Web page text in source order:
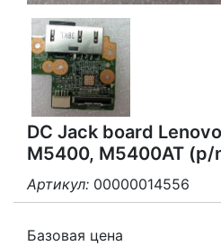
DC Jack board
M5400, M5400AT (p/
Артикул: 00000014556
Базовая цена